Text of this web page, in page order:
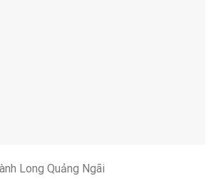
Long Quảng Ngãi